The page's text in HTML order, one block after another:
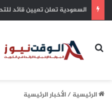
بحث عن
الرئيسية/الأخبار الرئيسية